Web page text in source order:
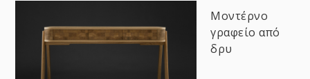
Μοντέρνο
γραφείο από
δρυ